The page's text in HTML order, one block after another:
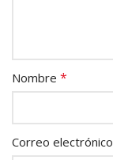
Nombre *
Correo electrónico